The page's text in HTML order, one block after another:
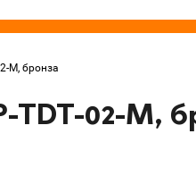
M, бронза
TDT-02-M,